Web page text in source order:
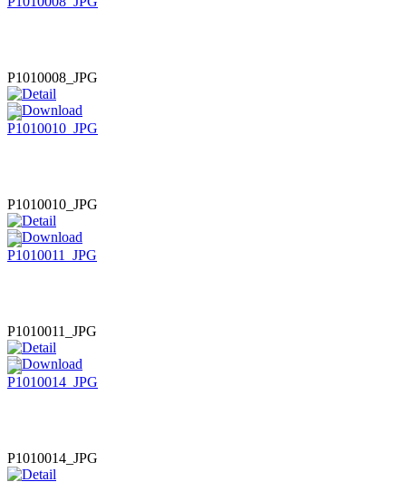
P1010008_JPG
P1010010_JPG
P1010011_JPG
P1010014_JPG